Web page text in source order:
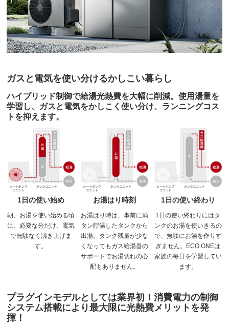
ガスと電気を使い分けるかしこい暮らし
ハイブリッド制御で給湯光熱費を大幅に削減。使用湯量を
学習し、ガスと電気をかしこく使い分け、ランニングコス
トを抑えます。
1日の使い始め
朝、お湯を使い始める頃
に、必要な分だけ、電気
で無駄なく沸き上げま
す。
お湯はり時刻
お湯はり時は、事前に満
タン貯湯したタンクから
出湯。タンク残量が少な
くなってもガス給湯器の
サポートでお湯切れの心
配もありません。
1日の使い終わり
1日の使い終わりにはタ
ンクのお湯を使いきるの
で、無駄にお湯を作りす
ぎません。ECO ONEは
家族の毎日を学習してい
ます。
プラグインモデルとしては業界初！消費電力の制御
システム搭載により最大限に光熱費メリットを発
揮！